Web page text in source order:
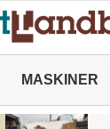
MASKINER